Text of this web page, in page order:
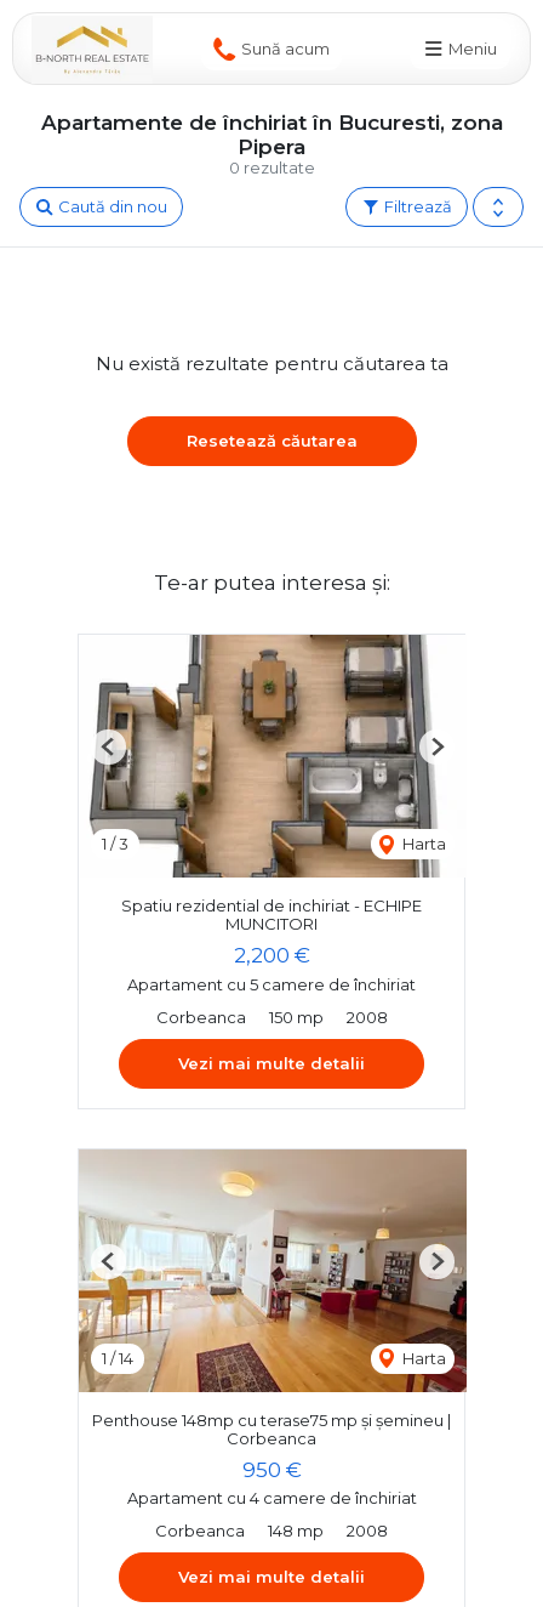
Sună acum Meniu
0 rezultate
Apartamente de închiriat în Bucuresti, zona
Pipera
Filtrează
Caută din nou
Nu există rezultate pentru căutarea ta
Resetează căutarea
Te-ar putea interesa și:
1 /3 Harta
Previous Next
Spatiu rezidential de inchiriat - ECHIPE
MUNCITORI
2,200 €
Apartament cu 5 camere de închiriat
Corbeanca
150 mp 2008
Vezi mai multe detalii
1 /14 Harta
Previous Next
Penthouse 148mp cu terase75 mp și șemineu |
Corbeanca
950 €
Apartament cu 4 camere de închiriat
Corbeanca
148 mp 2008
Vezi mai multe detalii